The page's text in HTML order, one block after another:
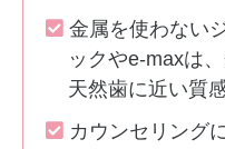
金属を使わない
ックやe-maxは
天然歯に近い質
カウンセリング